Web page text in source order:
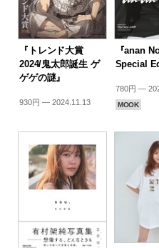
『トレンド大賞
2024/鬼太郎誕生 ゲ
ゲゲの謎』
930円 — 2024.11.13
『anan
Special
780円 —
MOOK